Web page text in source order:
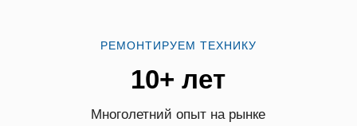
РЕМОНТИРУЕМ ТЕХНИКУ
10+ лет
Многолетний опыт на рынке